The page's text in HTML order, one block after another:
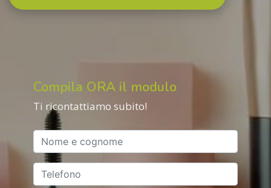
Compila ORA il modulo
Ti ricontattiamo subito!